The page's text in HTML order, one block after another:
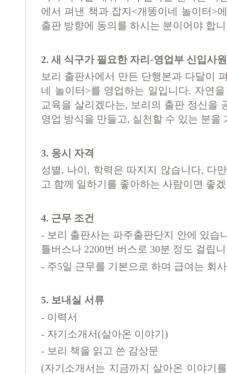
에서 펴낸 책과 잡지 <개똥이네 놀이터 >
출판 방향에 동의를 하시는 분이어야 합
2. 새 식구가 필요한 자리 -영업부 신입사원
보리 출판사에서 만든 단행본과 다달이
네 놀이터 >를 영업하는 일입니다. 자연
교육을 살리겠다는, 보리의 출판 정신을
영업 방식을 만들고, 실천할 수 있는 분을
3. 응시 자격
성별, 나이 , 학력은 따지지 않습니다, 다
고 함께 일하기를 좋아하는 사람이면 좋
4. 근무 조건
- 보리 출판사는 파주출판단지 안에 있습
틀버스나 2200번 버스로 30분 정도 걸립
- 주5일 근무를 기본으로 하며 급여는 회
5. 보내실 서류
- 이력서
- 자기소개서 (살아온 이야기 )
- 보리 책을 읽고 쓴 감상문
(자기소개서는 지금까지 살아온 이야기